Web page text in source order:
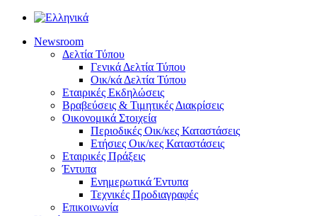
Newsroom
Δελτία Τύπου
Γενικά Δελτία Τύπου
Οικ/κά Δελτία Τύπου
Εταιρικές Εκδηλώσεις
Βραβεύσεις & Τιμητικές Διακρίσεις
Οικονομικά Στοιχεία
Περιοδικές Οικ/κες Καταστάσεις
Ετήσιες Οικ/κες Καταστάσεις
Εταιρικές Πράξεις
Έντυπα
Ενημερωτικά Έντυπα
Τεχνικές Προδιαγραφές
Επικοινωνία